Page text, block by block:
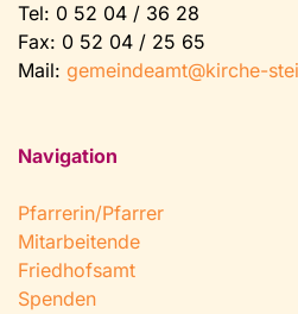
Tel: 0 52 04 / 36 28
Fax: 0 52 04 / 25 65
Mail: gemeindeamt@kirche-
Navigation
Pfarrerin/Pfarrer
Mitarbeitende
Friedhofsamt
Spenden